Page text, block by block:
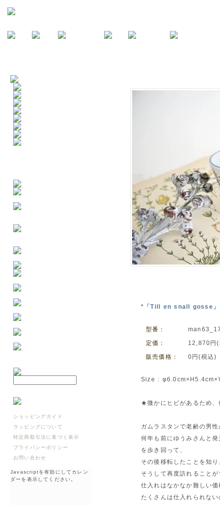
*「Till en snall gosse」
型番：
定価：
12,870円
販売価格：
0円(税込)
Size :
★微かにヒビがあるため
ガムラスタンで老齢の男
何年も前にゆうみさんと
を歩き回って、
その後移転したことを知
そうして再度訪れること
仕入れはなかなか難しい
たくさんは仕入れられな
ショッピングガイド
ラッピングについて
特定商取引法に基づく表示
プライバシーポリシー
お問い合わせ
Javascriptを有効にしてカレン
ダーを表示してください。